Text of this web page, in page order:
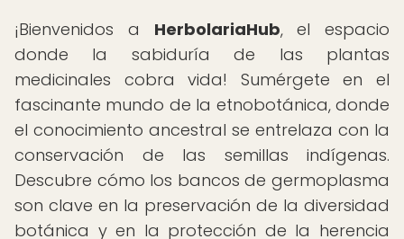
¡Bienvenidos a HerbolariaHub, el espacio
donde la sabiduría de las plantas
medicinales cobra vida! Sumérgete en el
fascinante mundo de la etnobotánica, donde
el conocimiento ancestral se entrelaza con la
conservación de las semillas indígenas.
Descubre cómo los bancos de germoplasma
son clave en la preservación de la diversidad
botánica y en la protección de la herencia